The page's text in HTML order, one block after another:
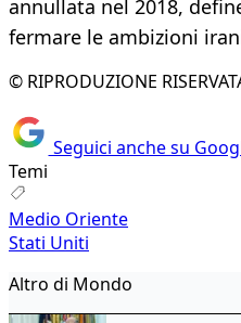
annullata nel 2018,
fermare le ambizioni
© RIPRODUZIONE
Seguici anche su
Temi
Medio Oriente
Stati Uniti
Altro di Mondo